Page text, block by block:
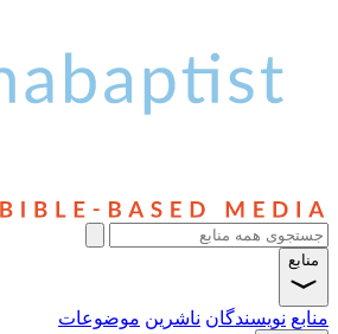
منابع
منابع نویسندگان ناشرین موضوعات